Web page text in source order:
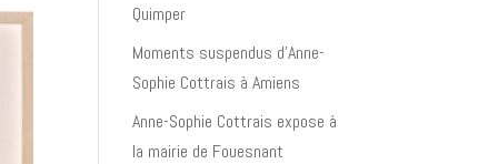
Quimper
Moments suspendus d’Anne-
Sophie Cottrais à Amiens
Anne-Sophie Cottrais expose à
la mairie de Fouesnant